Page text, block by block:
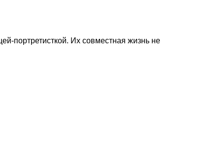
портретисткой. Их совместная жизнь не